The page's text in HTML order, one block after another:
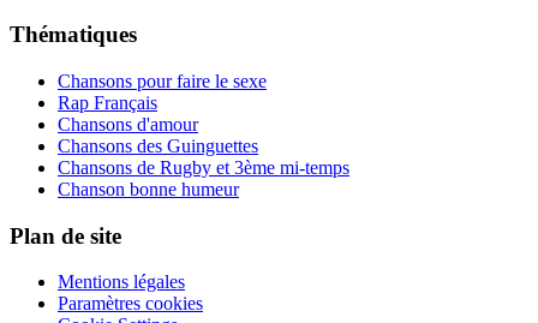
Thématiques
Chansons pour faire le sexe
Rap Français
Chansons d'amour
Chansons des Guinguettes
Chansons de Rugby et 3ème mi-temps
Chanson bonne humeur
Plan de site
Mentions légales
Paramètres cookies